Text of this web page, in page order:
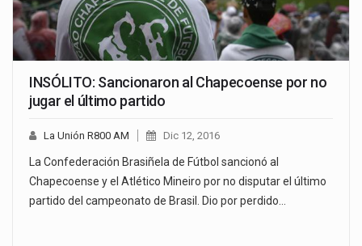
INSÓLITO: Sancionaron al Chapecoense por no
jugar el último partido
La Unión R800 AM Dic 12, 2016
La Confederación Brasiñela de Fútbol sancionó al
Chapecoense y el Atlético Mineiro por no disputar el último
partido del campeonato de Brasil. Dio por perdido…